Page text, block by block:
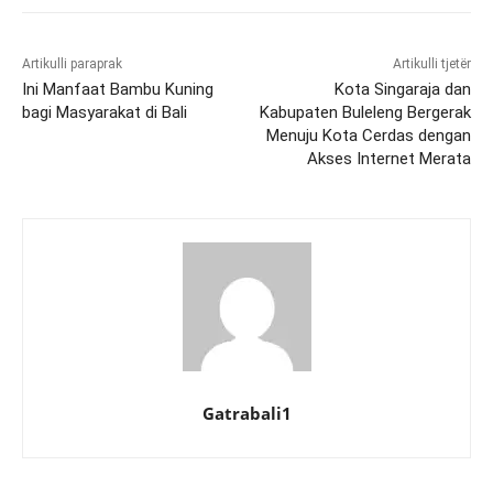
Artikulli paraprak
Ini Manfaat Bambu Kuning
bagi Masyarakat di Bali
Artikulli tjetër
Kota Singaraja dan
Kabupaten Buleleng Bergerak
Menuju Kota Cerdas dengan
Akses Internet Merata
Gatrabali1